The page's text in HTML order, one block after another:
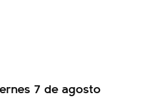
7 de agosto